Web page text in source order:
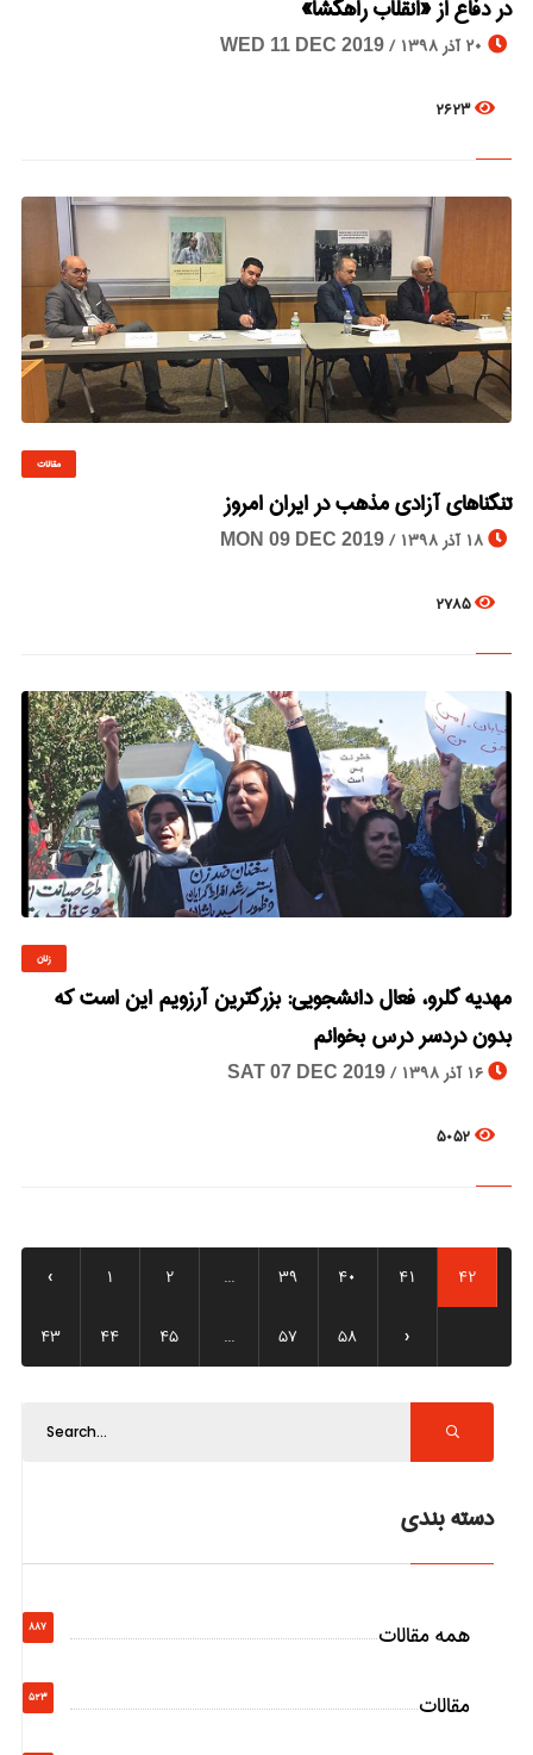
در دفاع از «انقلاب راهگشا»
20 آذر 1398 / WED 11 DEC 2019
2623
مقالات
تنگناهای آزادی مذهب در ایران امروز
18 آذر 1398 / MON 09 DEC 2019
2785
زنان
مهدیه گلرو، فعال دانشجویی: بزرگترین آرزویم این است که
بدون دردسر درس بخوانم
16 آذر 1398 / SAT 07 DEC 2019
5052
‹ 1 2 ... 39 40 41 42
43 44 45 ... 57 58 ›
دسته بندی
همه مقالات 887
مقالات 523